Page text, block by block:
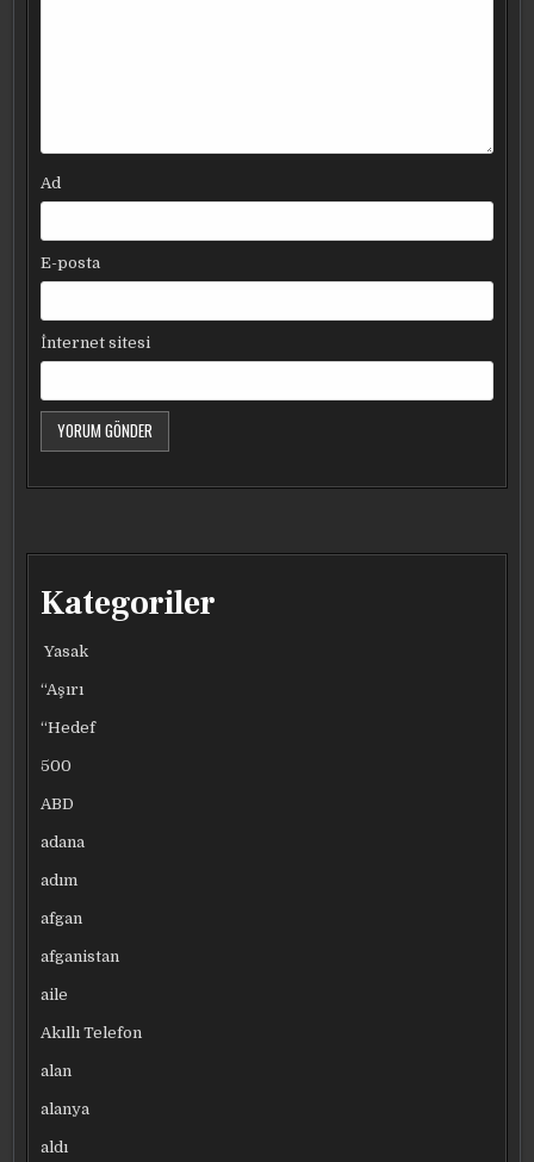
Ad
E-posta
İnternet sitesi
Kategoriler
Yasak
“Aşırı
“Hedef
500
ABD
adana
adım
afgan
afganistan
aile
Akıllı Telefon
alan
alanya
aldı